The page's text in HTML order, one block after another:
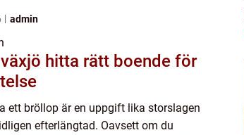
admin
boende för
ett bröllop är en uppgift lika storslagen
efterlängtad. Oavsett om du